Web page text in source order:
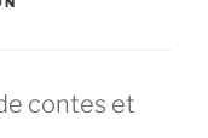
contes et